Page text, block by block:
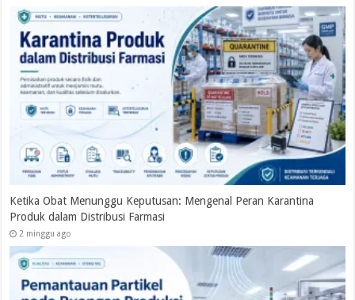
Pentingnya Digitalisasi Dokumen Dan Tantangan Dalam
Implementasinya Pada Industri Farmasi
21 Mei 2026